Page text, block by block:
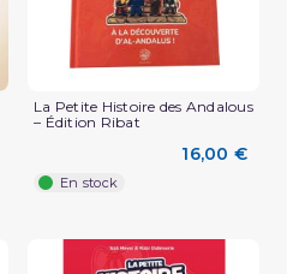
La Petite Histoire des Andalous
– Édition Ribat
16,00 €
En stock